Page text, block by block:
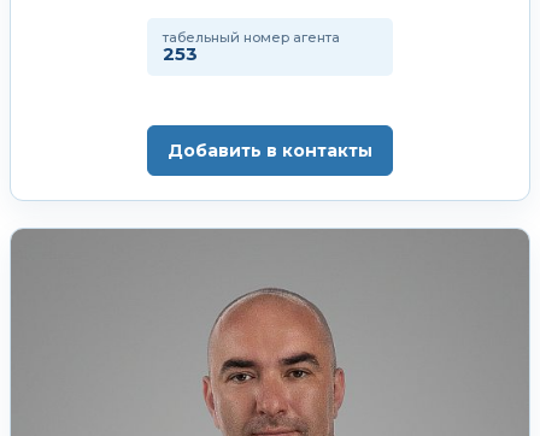
табельный номер агента
253
Добавить в контакты